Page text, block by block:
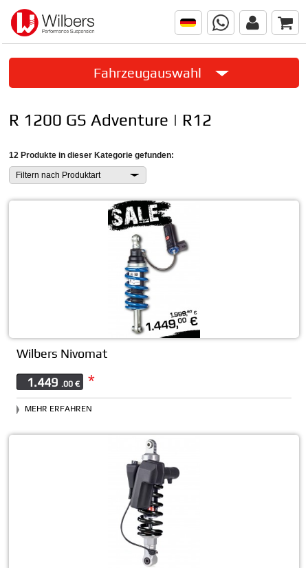
Fahrzeugauswahl
R 1200 GS Adventure | R12
12 Produkte in dieser Kategorie gefunden:
Filtern nach Produktart
Wilbers Nivomat
1.449 .00 € *
MEHR ERFAHREN